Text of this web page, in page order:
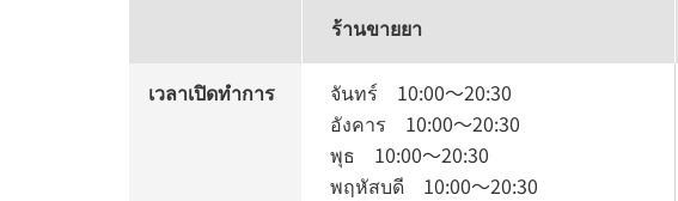
ร้านขายยา
เวลาเปิดทำการ จันทร์ 10:00～20:30
อังคาร 10:00～20:30
พุธ 10:00～20:30
พฤหัสบดี 10:00～20:30